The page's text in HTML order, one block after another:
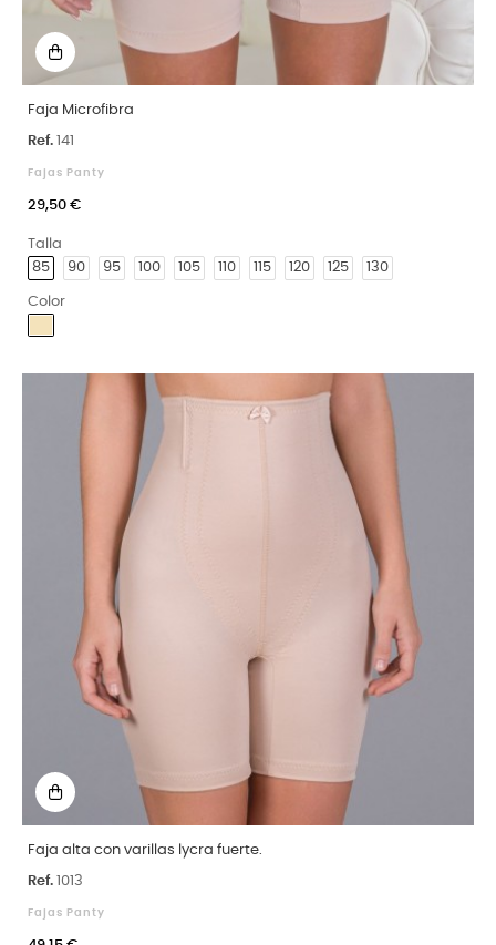
Faja Microfibra
Ref. 141
Fajas Panty
29,50 €
Talla
85
90 95 100 105 110 115 120 125 130
Color
Faja alta con varillas lycra fuerte.
Ref. 1013
Fajas Panty